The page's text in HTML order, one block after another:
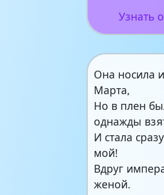
Узнать
Она носила
Марта,
Но в плен
однажды
И стала
мой!
Вдруг
женой.